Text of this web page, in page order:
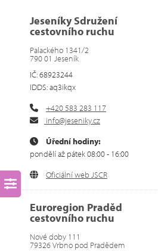
Jeseníky Sdružení
cestovního ruchu
Palackého 1341/2
790 01 Jeseník
IČ: 68923244
IDDS: aq3ikqx
+420 583 283 117
info@jeseniky.cz
Úřední hodiny:
pondělí až pátek 08:00 - 16:00
Oficiální web JSCR
Euroregion Praděd
cestovního ruchu
Nové doby 111
79326 Vrbno pod Pradědem